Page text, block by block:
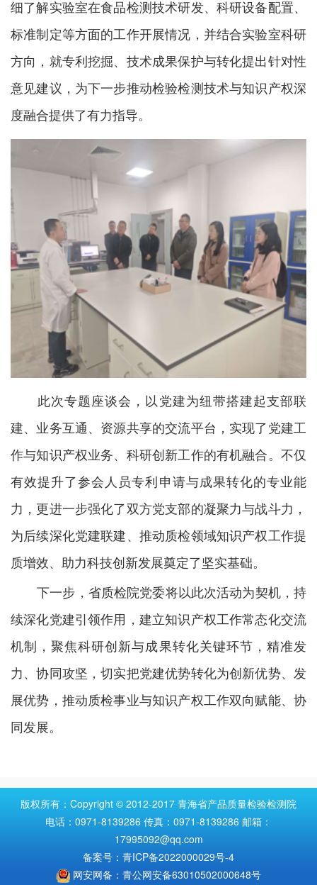
细了解实验室在食品检测技术研发、科研设备配置、
标准制定等方面的工作开展情况，并结合实验室科研
方向，就专利挖掘、技术成果保护与转化提出针对性
意见建议，为下一步推动检验检测技术与知识产权深
度融合提供了有力指导。
此次专题座谈会，以党建为纽带搭建起支部联
建、业务互通、资源共享的交流平台，实现了党建工
作与知识产权业务、科研创新工作的有机融合。不仅
有效提升了参会人员专利申请与成果转化的专业能
力，更进一步强化了双方党支部的凝聚力与战斗力，
为后续深化党建联建、推动质检领域知识产权工作提
质增效、助力科技创新发展奠定了坚实基础。
下一步，省质检院党委将以此次活动为契机，持
续深化党建引领作用，建立知识产权工作常态化交流
机制，聚焦科研创新与成果转化关键环节，精准发
力、协同攻坚，切实把党建优势转化为创新优势、发
展优势，推动质检事业与知识产权工作双向赋能、协
同发展。
版权所有：Copyright © 2012-2017 青海省产品质量检验检测院
电话：0971-8139286 传真：0971-8139286 邮箱：
17995092@qq.com
备案号：青ICP备2022000029号-4
网安网备：青公网安备63010502000648号